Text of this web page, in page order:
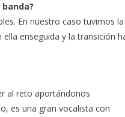
En nuestro caso tuvimos la
enseguida y la transición
al reto aportándonos
es una gran vocalista con